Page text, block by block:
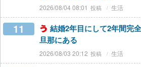
2026/08/04 08:01 生活
11
結婚2年目にして2年間完
旦那にある
2026/08/03 20:12 生活